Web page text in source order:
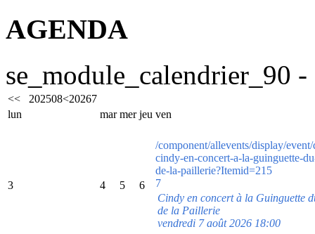
AGENDA
se_module_calendrier_90
<< 202508<20267
lun
mar mer jeu ven
3 4 5 6
/component/allevents/display/
cindy-en-concert-a-la-guinguette-
de-la-paillerie?Itemid=215
7
Cindy en concert à la Guinguette
de la Paillerie
vendredi 7 août 2026 18:00